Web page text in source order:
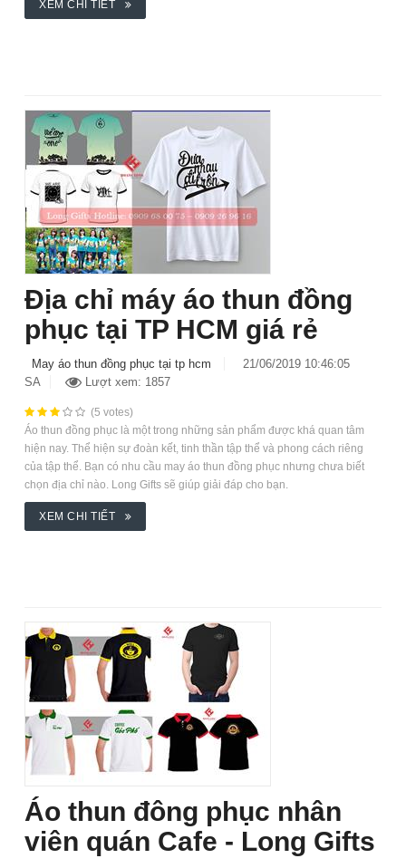
XEM CHI TIẾT
Địa chỉ máy áo thun đồng
phục tại TP HCM giá rẻ
May áo thun đồng phục tại tp hcm
21/06/2019 10:46:05
SA
Lượt xem: 1857
(5 votes)
Áo thun đồng phục là một trong những sản phẩm được khá quan tâm
hiện nay. Thể hiện sự đoàn kết, tinh thần tập thể và phong cách riêng
của tập thể. Bạn có nhu cầu may áo thun đồng phục nhưng chưa biết
chọn địa chỉ nào. Long Gifts sẽ giúp giải đáp cho bạn.
XEM CHI TIẾT
Áo thun đông phục nhân
viên quán Cafe - Long Gifts